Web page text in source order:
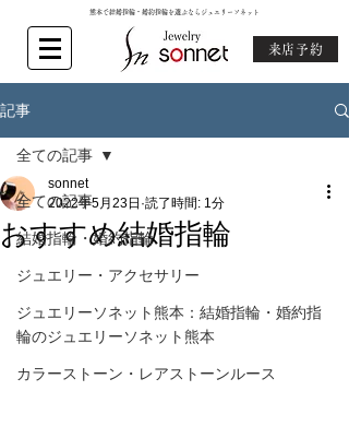
熊本で結婚指輪・婚約指輪を選ぶならジュエリーソネット
来店予約
記事
全ての記事
結婚指輪・婚約指輪
ジュエリー・アクセサリー
ジュエリーソネット熊本：結婚指輪・婚約指
輪のジュエリーソネット熊本
カラーストーン・レアストーンルース
全ての記事
おすすめ結婚指輪
sonnet
2022年5月23日 読了時間: 1分